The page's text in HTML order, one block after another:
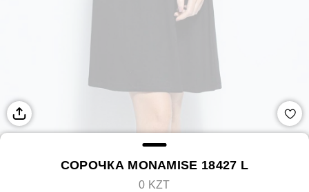
СОРОЧКА MONAMISE 18427 L
0 KZT